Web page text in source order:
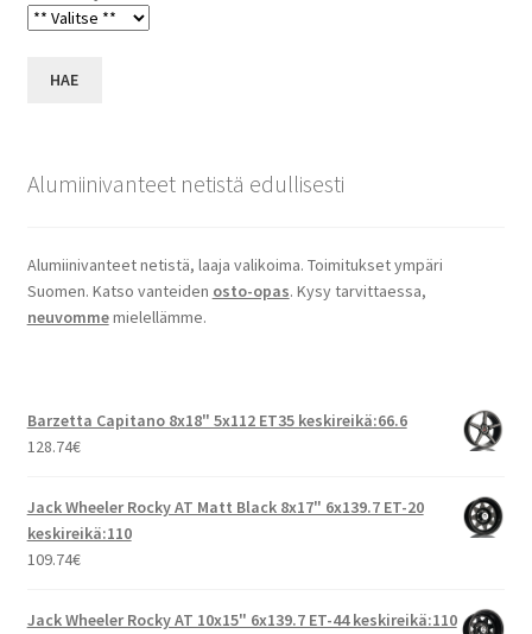
HAE
Alumiinivanteet netistä edullisesti
Alumiinivanteet netistä, laaja valikoima. Toimitukset ympäri
Suomen. Katso vanteiden osto-opas. Kysy tarvittaessa,
neuvommemielellämme.
Barzetta Capitano 8x18" 5x112 ET35 keskireikä:66.6
128.74€
Jack Wheeler Rocky AT Matt Black 8x17" 6x139.7 ET-20
keskireikä:110
109.74€
Jack Wheeler Rocky AT 10x15" 6x139.7 ET-44 keskireikä:110